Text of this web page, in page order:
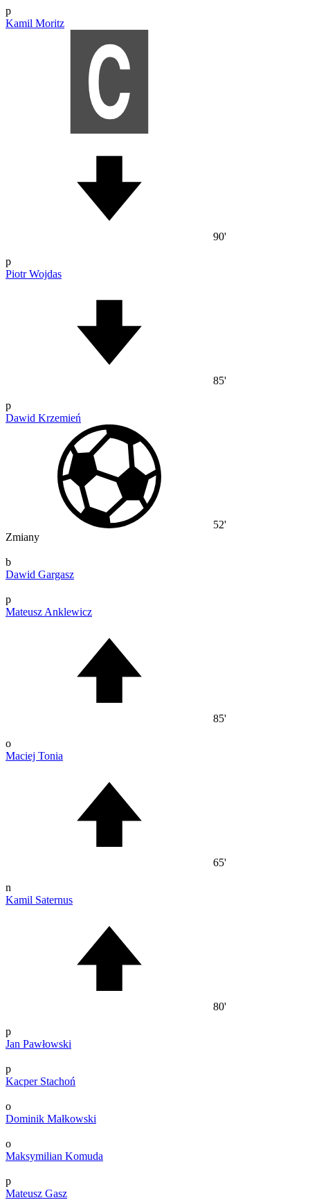
p
Kamil Moritz
90'
p
Piotr Wojdas
85'
p
Dawid Krzemień
52'
Zmiany
b
Dawid Gargasz
p
Mateusz Anklewicz
85'
o
Maciej Tonia
65'
n
Kamil Saternus
80'
p
Jan Pawłowski
p
Kacper Stachoń
o
Dominik Małkowski
o
Maksymilian Komuda
p
Mateusz Gasz